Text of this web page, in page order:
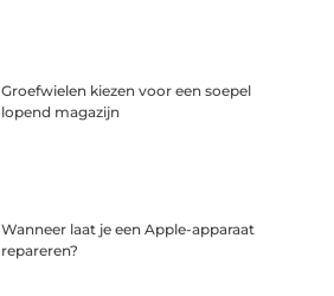
Groefwielen kiezen voor een soepel
lopend magazijn
Wanneer laat je een Apple-apparaat
repareren?